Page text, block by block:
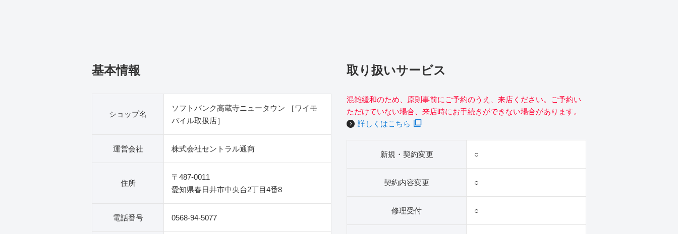
基本情報
ショップ名
ソフトバンク高蔵寺ニュータウン ［ワイモ
バイル取扱店］
運営会社 株式会社セントラル通商
住所
〒487-0011
愛知県春日井市中央台2丁目4番8
電話番号 0568-94-5077
取り扱いサービス
混雑緩和のため、原則事前にご予約のうえ、来店ください。ご予約い
ただけていない場合、来店時にお手続きができない場合があります。
詳しくはこちら
新規・契約変更 ○
契約内容変更 ○
修理受付 ○